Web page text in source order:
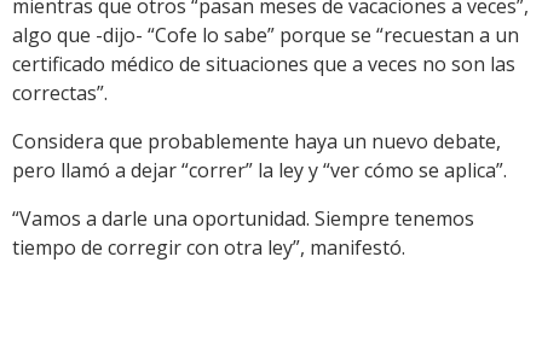
mientras que otros “pasan meses de vacaciones a veces”,
algo que -dijo- “Cofe lo sabe” porque se “recuestan a un
certificado médico de situaciones que a veces no son las
correctas”.
Considera que probablemente haya un nuevo debate,
pero llamó a dejar “correr” la ley y “ver cómo se aplica”.
“Vamos a darle una oportunidad. Siempre tenemos
tiempo de corregir con otra ley”, manifestó.